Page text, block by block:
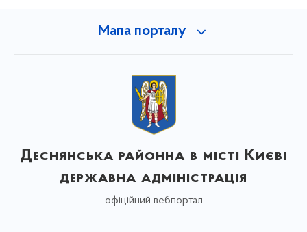
Мапа порталу
Деснянська районна в місті Києві
державна адміністрація
офіційний вебпортал